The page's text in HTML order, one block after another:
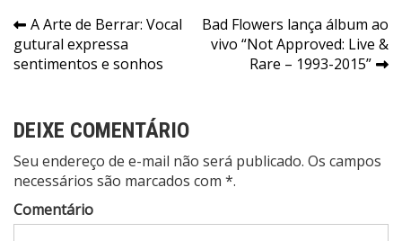
Navegação
de
A Arte de Berrar: Vocal
gutural expressa
sentimentos e sonhos
Bad Flowers lança álbum ao
vivo “Not Approved: Live &
Rare – 1993-2015”
DEIXE COMENTÁRIO
Seu endereço de e-mail não será publicado. Os campos
necessários são marcados com *.
Comentário